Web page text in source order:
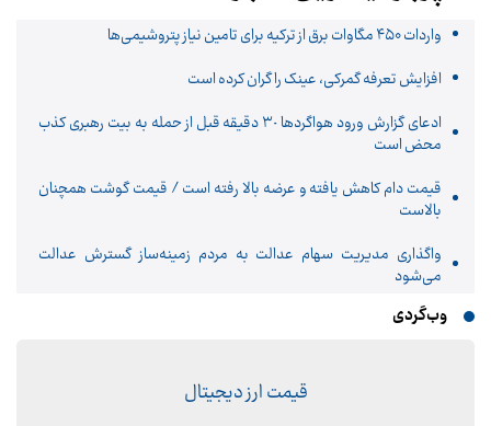
واردات ۴۵۰ مگاوات برق از ترکیه برای تامین نیاز پتروشیمی‌ها
افزایش تعرفه گمرکی، عینک را گران کرده است
ادعای گزارش ورود هواگردها ٣٠ دقیقه قبل از حمله به بیت رهبری کذب
محض است
قیمت دام کاهش یافته و عرضه بالا رفته است / قیمت گوشت همچنان
بالاست
واگذاری مدیریت سهام عدالت به مردم زمینه‌ساز گسترش عدالت
می‌شود
وب‌گردی
قیمت ارز دیجیتال